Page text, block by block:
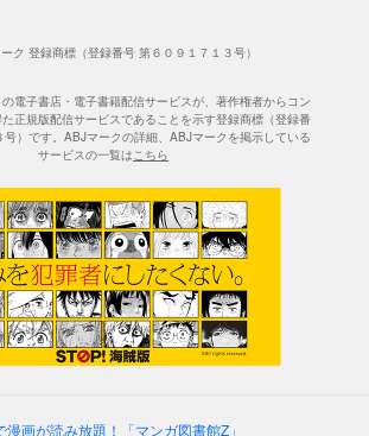
電子書店・電子書籍配信サービスが、著作権者からコン
正規版配信サービスであることを示す登録商標（登録番
号）です。ABJマークの詳細、ABJマークを掲示している
サービスの一覧はこちら
漫画が読み放題！「マンガ図書館Z」